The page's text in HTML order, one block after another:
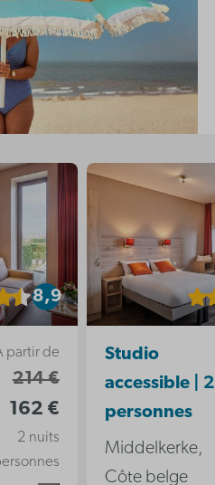
8,9
partir de
214 €
162 €
2 nuits
Studio
accessible | 2
personnes
Middelkerke,
Côte belge